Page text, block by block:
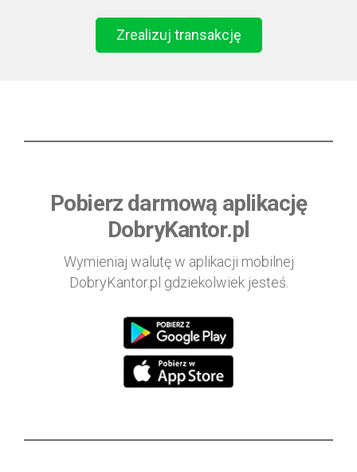
Zrealizuj transakcję
Pobierz darmową aplikację
DobryKantor.pl
Wymieniaj walutę w aplikacji mobilnej
DobryKantor.pl gdziekolwiek jesteś.